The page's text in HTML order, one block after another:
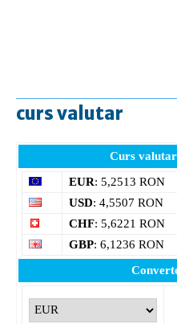
curs valutar
Curs
EUR: 5,2513 RON
USD: 4,5507 RON
CHF: 5,6221 RON
GBP: 6,1236 RON